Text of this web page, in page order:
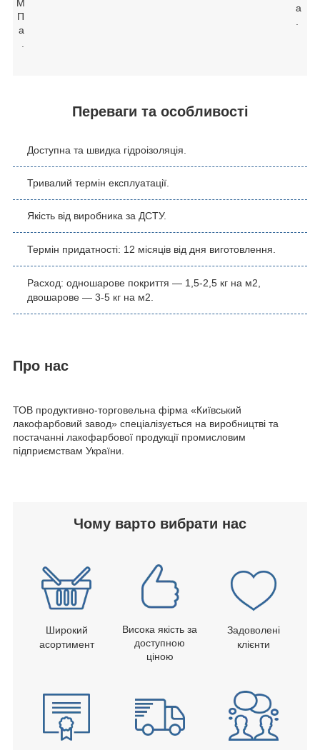
М
П
а
а
Переваги та особливості
Доступна та швидка гідроізоляція.
Тривалий термін експлуатації.
Якість від виробника за ДСТУ.
Термін придатності: 12 місяців від дня виготовлення.
Расход: одношарове покриття — 1,5-2,5 кг на м2
двошарове — 3-5 кг на м2
Про нас
ТОВ продуктивно-торговельна фірма «Київський
лакофарбовий завод» спеціалізується на виробництві та
постачанні лакофарбової продукції промисловим
підприємствам України.
Чому варто вибрати нас
Широкий
асортимент
Висока якість за
доступною
ціною
Задоволені
клієнти